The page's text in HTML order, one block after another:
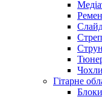
Гітарне